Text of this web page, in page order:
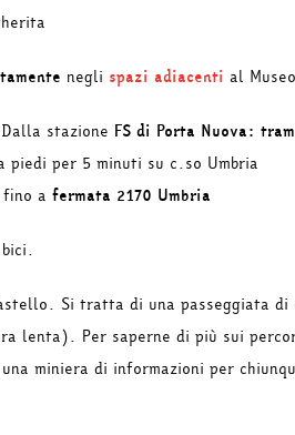
negli spazi adiacenti al Museo
Dalla stazione FS di Porta Nuova:
piedi per 5 minuti su c.so Umbria
fino a fermata 2170 Umbria
Si tratta di una passeggiata di
lenta). Per saperne di più sui
miniera di informazioni per